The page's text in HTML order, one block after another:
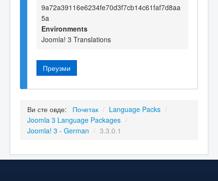
9a72a39116e6234fe70d3f7cb14c61faf7d8aa
5a
Environments
Joomla! 3 Translations
Преузми
Ви сте овде: Почетак / Language Packs /
Joomla 3 Language Packages /
Joomla! 3 - German / 3.3.0.1